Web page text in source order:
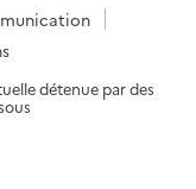
détenue par des